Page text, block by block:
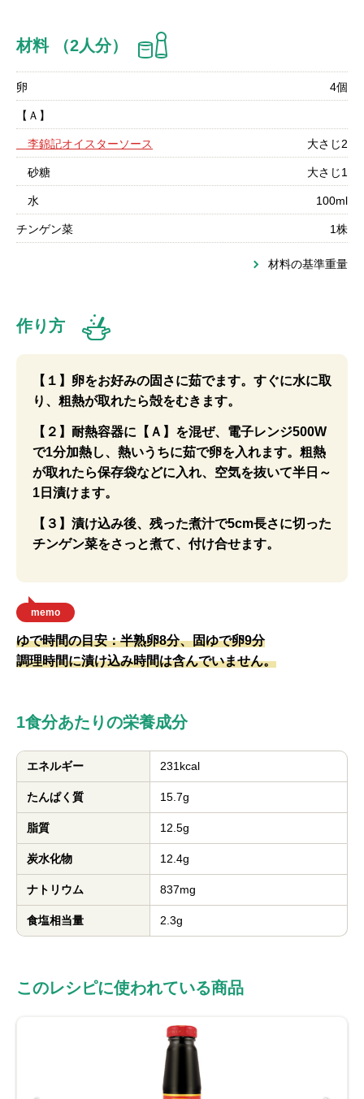
材料 （2人分）
卵 4個
【Ａ】
李錦記オイスターソース 大さじ2
砂糖 大さじ1
水 100ml
チンゲン菜 1株
材料の基準重量
作り方
【１】卵をお好みの固さに茹でます。すぐに水に取
り、粗熱が取れたら殻をむきます。
【２】耐熱容器に【Ａ】を混ぜ、電子レンジ500W
で1分加熱し、熱いうちに茹で卵を入れます。粗熱
が取れたら保存袋などに入れ、空気を抜いて半日～
1日漬けます。
【３】漬け込み後、残った煮汁で5cm長さに切った
チンゲン菜をさっと煮て、付け合せます。
memo
ゆで時間の目安：半熟卵8分、固ゆで卵9分
調理時間に漬け込み時間は含んでいません。
1食分あたりの栄養成分
エネルギー 231kcal
たんぱく質 15.7g
脂質 12.5g
炭水化物 12.4g
ナトリウム 837mg
食塩相当量 2.3g
このレシピに使われている商品